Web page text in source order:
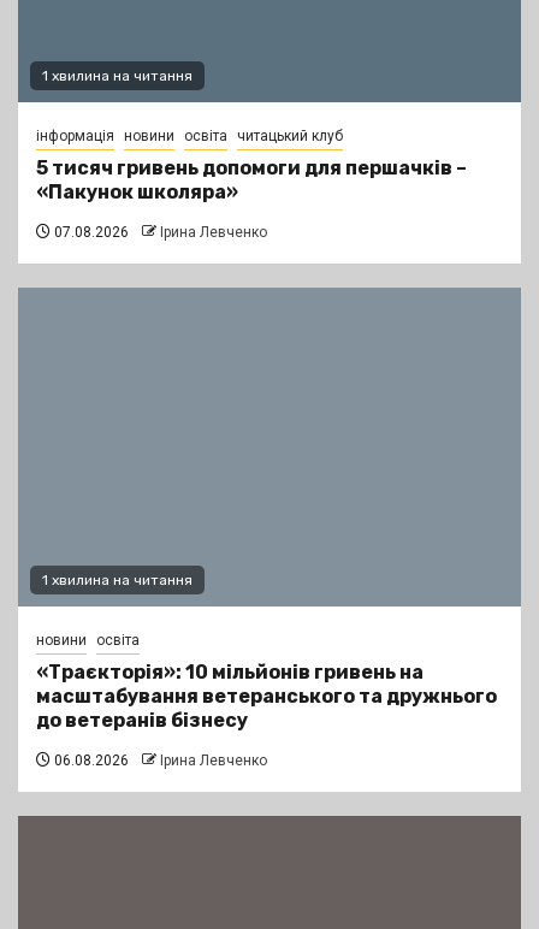
1 хвилина на читання
інформація новини освіта читацький клуб
5 тисяч гривень допомоги для першачків –
«Пакунок школяра»
07.08.2026 Ірина Левченко
1 хвилина на читання
новини освіта
«Траєкторія»: 10 мільйонів гривень на
масштабування ветеранського та дружнього
до ветеранів бізнесу
06.08.2026 Ірина Левченко